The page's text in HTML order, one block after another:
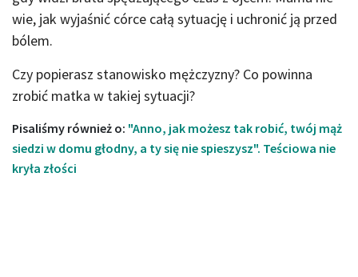
wie, jak wyjaśnić córce całą sytuację i uchronić ją przed
bólem.
Czy popierasz stanowisko mężczyzny? Co powinna
zrobić matka w takiej sytuacji?
Pisaliśmy również o: "Anno, jak możesz tak robić, twój mąż
siedzi w domu głodny, a ty się nie spieszysz". Teściowa nie
kryła złości